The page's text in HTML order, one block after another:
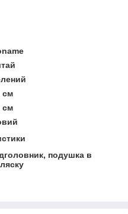
см
см
подушка в